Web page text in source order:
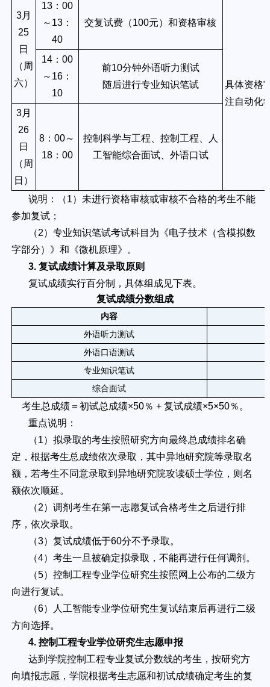
3月
25
日
（周
六）
13： 00
～ 13：
40
交复试费（100元）和资格审核
具体资格
注自动化
14： 00
～ 16：
10
前10分钟外语听力测试
随后进行专业知识笔试
3月
26
日
（周
日）
8 ：00～
18： 00
控制科学与工程、控制工程、人
工智能综合面试、外语口试
说明：（1）未进行资格审核或审核不合格的考生不能
参加复试；
（2）专业知识笔试考试科目为《电子技术（含模拟数
字部分）》和《微机原理》。
3. 复试成绩计算及录取原则
复试成绩实行百分制，具体组成见下表。
复试成绩分数组成
内容
外语听力测试
外语口语测试
专业知识笔试
综合面试
考生总成绩＝初试总成绩×50％ + 复试成绩×5×50％。
重点说明：
（1）拟录取的考生按照研究方向最终总成绩排名确
定，根据考生总成绩依次录取，其中异地研究院等录取名
额，若考生不同意录取到异地研究院攻读硕士学位，则名
额依次顺延。
（2）调剂考生在第一志愿复试合格考生之后进行排
序，依次录取。
（3）复试成绩低于60分不予录取。
（4）考生一旦被确定拟录取，不能再进行任何调剂。
（5）控制工程专业学位研究生按照网上公布的二级方
向进行复试。
（6）人工智能专业学位研究生复试结束后再进行二级
方向选择。
4. 控制工程专业学位研究生志愿申报
达到学院控制工程专业复试分数线的考生，按研究方
向填报志愿，学院根据考生志愿和初试成绩确定考生的复